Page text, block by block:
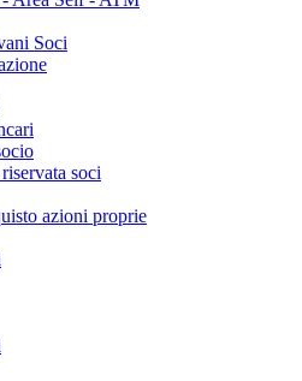
Soci
soci
azioni proprie